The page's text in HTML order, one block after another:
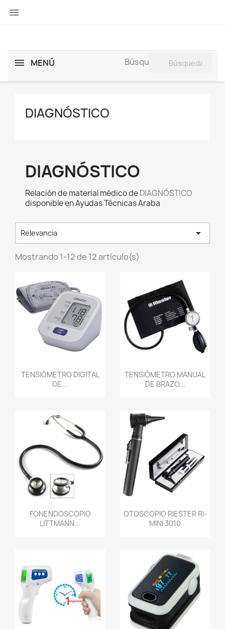

MENÚ Búsqueda:
DIAGNÓSTICO
DIAGNÓSTICO
Relación de material médico deDIAGNÓSTICO
disponible en Ayudas Técnicas Araba
Relevancia 
Mostrando 1-12 de 12 artículo(s)
Vista rápida
TENSIÓMETRO DIGITAL
DE...
Vista rápida
TENSIÓMETRO MANUAL
DE BRAZO...
Vista rápida
FONENDOSCOPIO
LITTMANN...
Vista rápida
OTOSCOPIO RIESTER RI-
MINI 3010